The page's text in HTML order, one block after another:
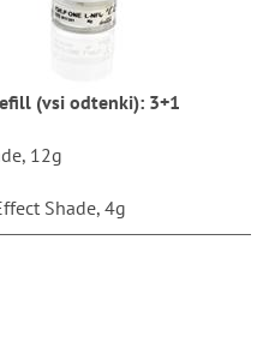
(vsi odtenki): 3+1
12g
Shade, 4g